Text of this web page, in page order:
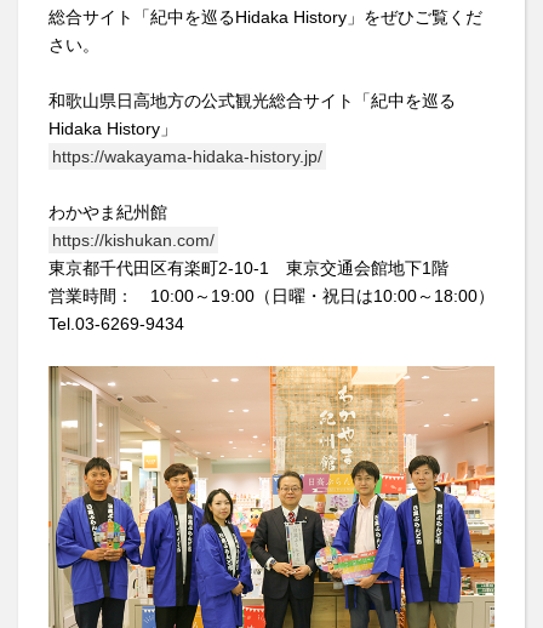
総合サイト「紀中を巡るHidaka History」をぜひご覧くだ
さい。
和歌山県日高地方の公式観光総合サイト「紀中を巡る
Hidaka History」
https://wakayama-hidaka-history.jp/
わかやま紀州館
https://kishukan.com/
東京都千代田区有楽町2-10-1 東京交通会館地下1階
営業時間： 10:00～19:00（日曜・祝日は10:00～18:00）
Tel.03-6269-9434